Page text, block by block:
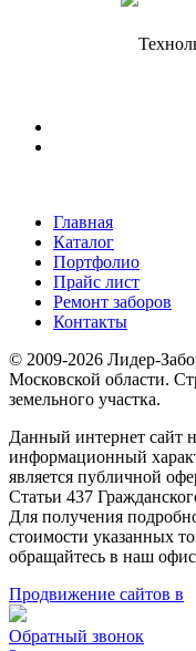
Главная
Каталог
Портфолио
Прайс лист
Ремонт заборов
Контакты
© 2009-2026 Лидер-
Московской области.
земельного участка.
Данный интернет сайт
информационный
является публичной
Статьи 437
Для получения
стоимости указанных
обращайтесь в наш
Продвижение сайтов в
Обратный звонок